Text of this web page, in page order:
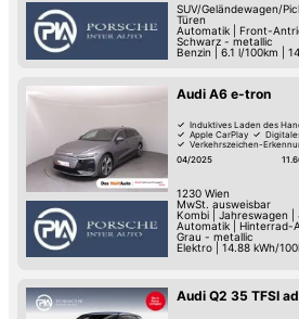
SUV/Geländewagen/
Türen
Automatik| Front-
Schwarz - metallic
Benzin
6.1 l/100km
Audi A6 e-tron
Induktives Laden des
Apple CarPlay
Verkehrszeichen-
04/2025
1230 Wien
MwSt. ausweisbar
Kombi| Jahreswagen
Automatik| Hinterrad-
Grau - metallic
Elektro
14.88 kWh/
Audi Q2 35 TFSI